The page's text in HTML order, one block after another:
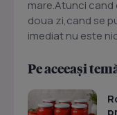
mare.Atunci
doua zi,cand se
imediat nu este
Pe aceeași